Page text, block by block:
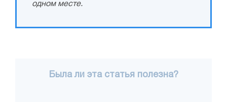
одном месте.
Была ли эта статья полезна?